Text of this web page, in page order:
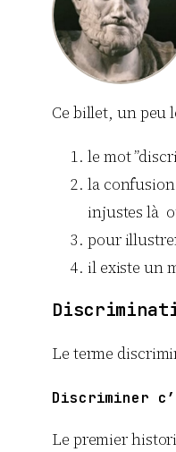
Ce billet, un peu
le mot
la
injustes là
pour
il existe un
Le terme
Discriminer
Le premier